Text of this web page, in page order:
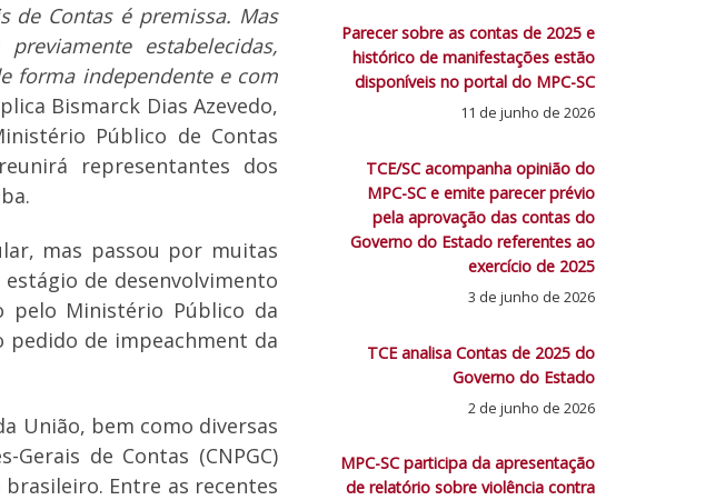
de Contas é premissa. Mas
estabelecidas,
forma independente e com
Bismarck Dias Azevedo,
Público de Contas
representantes dos
mas passou por muitas
de desenvolvimento
pelo Ministério Público da
pedido de impeachment da
União, bem como diversas
de Contas (CNPGC)
Entre as recentes
Parecer sobre as contas de 2025 e
histórico de manifestações estão
disponíveis no portal do MPC-SC
11 de junho de 2026
TCE/SC acompanha opinião do
MPC-SC e emite parecer prévio
pela aprovação das contas do
Governo do Estado referentes ao
exercício de 2025
3 de junho de 2026
TCE analisa Contas de 2025 do
Governo do Estado
2 de junho de 2026
MPC-SC participa da apresentação
de relatório sobre violência contra